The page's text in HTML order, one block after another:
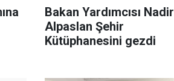
Bakan Yardımcısı Nadir
Alpaslan Şehir
Kütüphanesini gezdi